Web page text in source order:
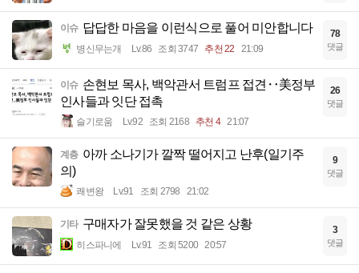
이슈 답답한 마음을 이런식으로 풀어 미안합니다
병신무는개 Lv.86 조회 3747 추천 22 21:09
78
댓글
이슈 손현보 목사, 백악관서 트럼프 접견‥美정부
인사들과 잇단 접촉
슬기로움 Lv.92 조회 2168 추천 4 21:07
26
댓글
계층 아까 소나기가 깔짝 떨어지고 난후(일기주
의)
쾌변왕 Lv.91 조회 2798 21:02
9
댓글
기타 구매자가 잘못했을 것 같은 상황
히스파니에 Lv.91 조회 5200 20:57
3
댓글